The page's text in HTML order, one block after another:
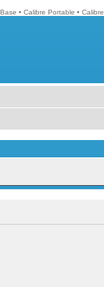
• Calibre Portable • Calibre